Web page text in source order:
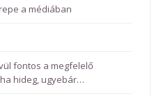
a médiában
fontos a megfelelő
hideg, ugyebár…